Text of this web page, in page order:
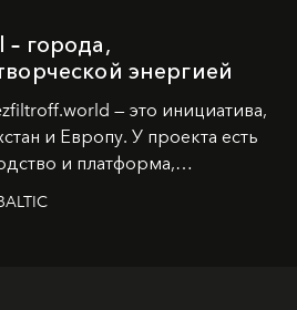
города,
энергией
— это инициатива,
и Европу. У проекта есть
и платформа,
поддержку и
и молодых брендов.